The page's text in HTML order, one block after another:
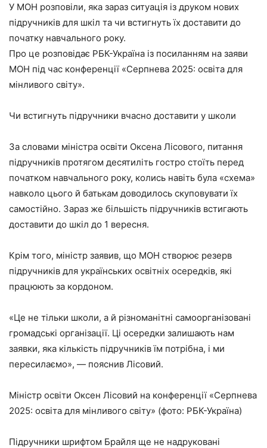
У МОН розповіли, яка зараз ситуація із друком нових
підручників для шкіл та чи встигнуть їх доставити до
початку навчального року.
Про це розповідає РБК-Україна із посиланням на заяви
МОН під час конференції «Серпнева 2025: освіта для
мінливого світу».
Чи встигнуть підручники вчасно доставити у школи
За словами міністра освіти Оксена Лісового, питання
підручників протягом десятиліть гостро стоїть перед
початком навчального року, колись навіть була «схема»
навколо цього й батькам доводилось скуповувати їх
самостійно. Зараз же більшість підручників встигають
доставити до шкіл до 1 вересня.
Крім того, міністр заявив, що МОН створює резерв
підручників для українських освітніх осередків, які
працюють за кордоном.
«Це не тільки школи, а й різноманітні самоорганізовані
громадські організації. Ці осередки залишають нам
заявки, яка кількість підручників їм потрібна, і ми
пересилаємо», — пояснив Лісовий.
Міністр освіти Оксен Лісовий на конференції «Серпнева
2025: освіта для мінливого світу» (фото: РБК-Україна)
Підручники шрифтом Брайля ще не надруковані